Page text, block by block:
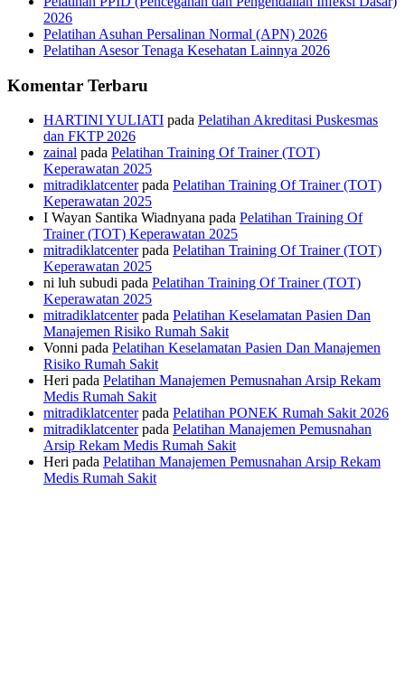
2026
Pelatihan Asuhan Persalinan Normal (APN) 2026
Pelatihan Asesor Tenaga Kesehatan Lainnya 2026
Komentar Terbaru
HARTINI YULIATI pada Pelatihan Akreditasi Puskesmas
dan FKTP 2026
zainal pada Pelatihan Training Of Trainer (TOT)
Keperawatan 2025
mitradiklatcenterpada Pelatihan Training Of Trainer (TOT)
Keperawatan 2025
I Wayan Santika Wiadnyana pada Pelatihan Training Of
Trainer (TOT) Keperawatan 2025
mitradiklatcenterpada Pelatihan Training Of Trainer (TOT)
Keperawatan 2025
ni luh subudi pada Pelatihan Training Of Trainer (TOT)
Keperawatan 2025
mitradiklatcenterpada Pelatihan Keselamatan Pasien Dan
Manajemen Risiko Rumah Sakit
Vonni pada Pelatihan Keselamatan Pasien Dan Manajemen
Risiko Rumah Sakit
Heri pada Pelatihan Manajemen Pemusnahan Arsip Rekam
Medis Rumah Sakit
mitradiklatcenterpada Pelatihan PONEK Rumah Sakit 2026
mitradiklatcenterpada Pelatihan Manajemen Pemusnahan
Arsip Rekam Medis Rumah Sakit
Heri pada Pelatihan Manajemen Pemusnahan Arsip Rekam
Medis Rumah Sakit